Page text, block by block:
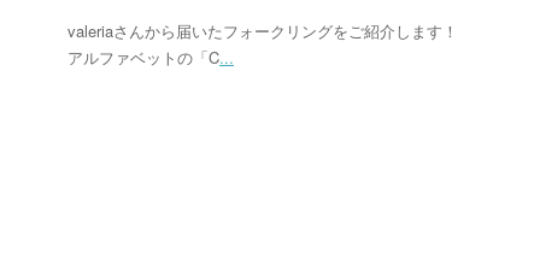
valeriaさんから届いたフォークリングをご紹介します！
アルファベットの「C...